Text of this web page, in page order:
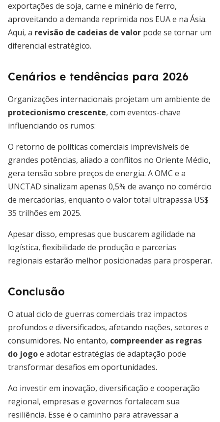
exportações de soja, carne e minério de ferro,
aproveitando a demanda reprimida nos EUA e na Ásia.
Aqui, a revisão de cadeias de valor pode se tornar um
diferencial estratégico.
Cenários e tendências para 2026
Organizações internacionais projetam um ambiente de
protecionismo crescente, com eventos-chave
influenciando os rumos:
O retorno de políticas comerciais imprevisíveis de
grandes potências, aliado a conflitos no Oriente Médio,
gera tensão sobre preços de energia. A OMC e a
UNCTAD sinalizam apenas 0,5% de avanço no comércio
de mercadorias, enquanto o valor total ultrapassa US$
35 trilhões em 2025.
Apesar disso, empresas que buscarem agilidade na
logística, flexibilidade de produção e parcerias
regionais estarão melhor posicionadas para prosperar.
Conclusão
O atual ciclo de guerras comerciais traz impactos
profundos e diversificados, afetando nações, setores e
consumidores. No entanto, compreender as regras
do jogoe adotar estratégias de adaptação pode
transformar desafios em oportunidades.
Ao investir em inovação, diversificação e cooperação
regional, empresas e governos fortalecem sua
resiliência. Esse é o caminho para atravessar a